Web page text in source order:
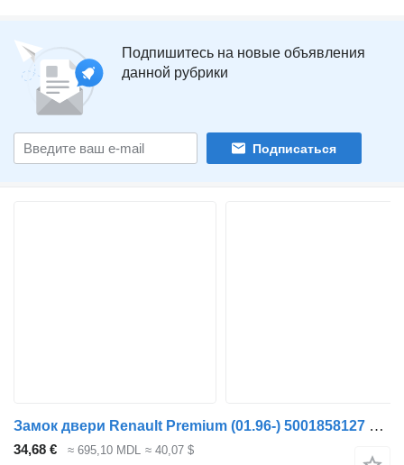
Подпишитесь на новые объявления
данной рубрики
Подписаться
Замок двери Renault Premium (01.96-) 5001858127 для тягача Renault Premium, Premium 2 (1996-2014)
34,68 € ≈ 695,10 MDL ≈ 40,07 $